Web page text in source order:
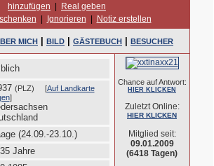
hinzufügen
Real geben
Ignorieren Notiz erstellen
MICH BILD GÄSTEBUCH BESUCHER
(PLZ) [Auf Landkarte
]
(24.09.-23.10.)
Jahre
Chance auf Antwort:
HIER KLICKEN
Zuletzt Online:
HIER KLICKEN
Mitglied seit:
09.01.2009
(6418 Tagen)